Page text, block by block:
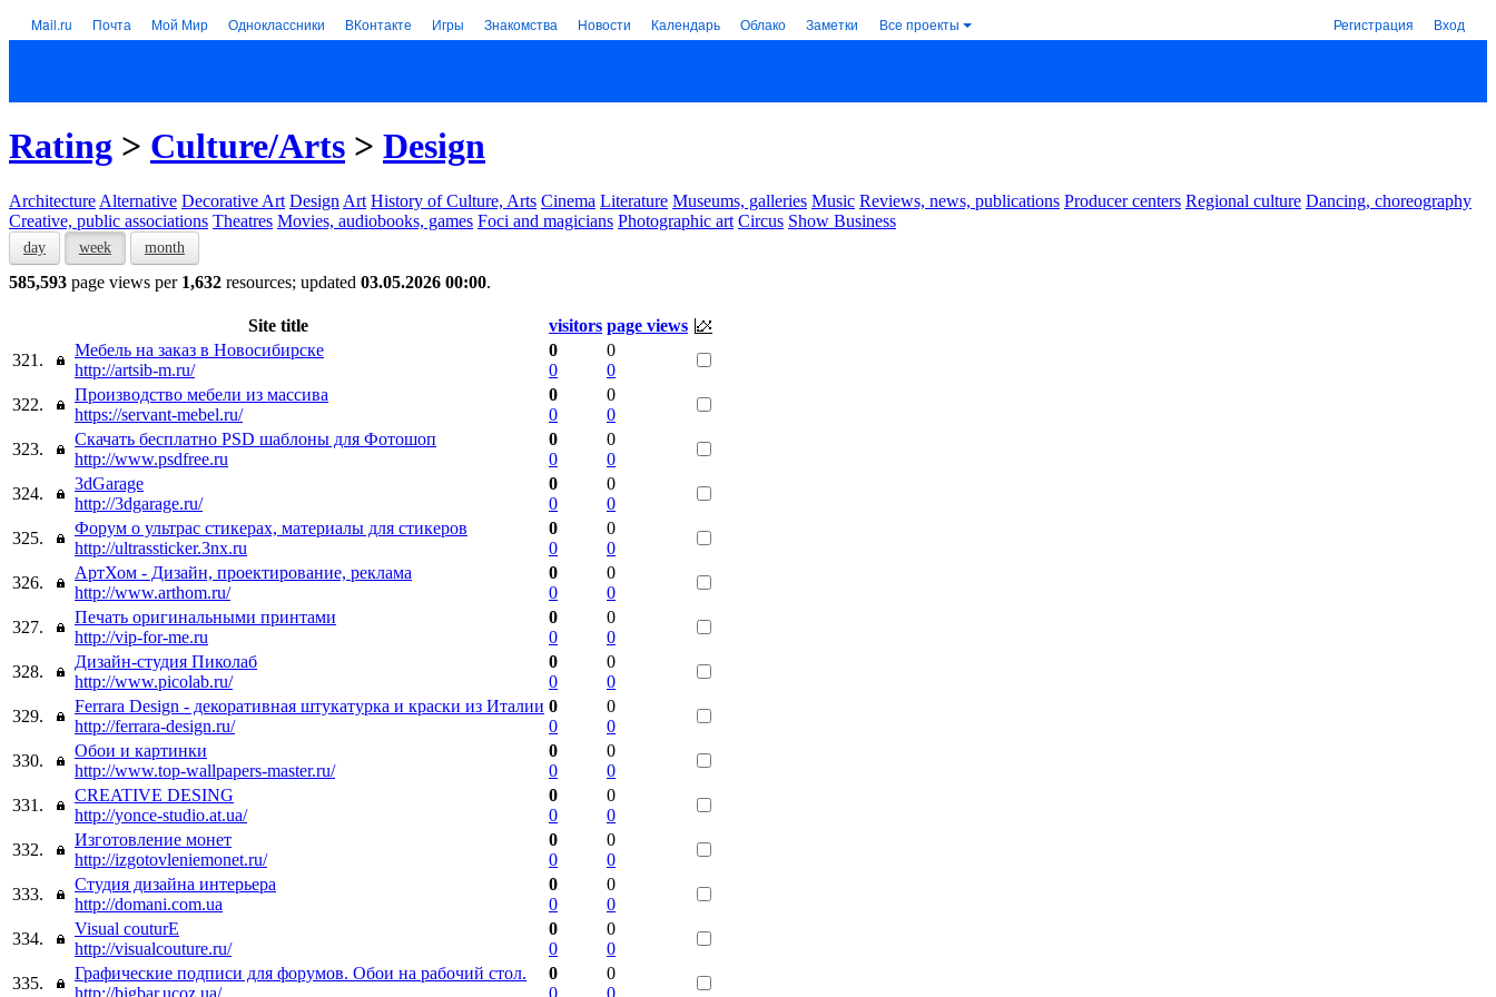
Mail.ru Почта Мой Мир Одноклассники ВКонтакте Игры Знакомства Новости Календарь Облако Заметки Все проекты Регистрация Вход
Rating > Culture/Arts > Design
Architecture Alternative Decorative Art Design Art History of Culture, Arts Cinema Literature Museums, galleries Music Reviews, news, publications Producer centers Regional culture Dancing, choreography
Creative, public associations Theatres Movies, audiobooks, games Foci and magicians Photographic art Circus Show Business
day week month
585,593 page views per 1,632 resources; updated 03.05.2026 00:00.
Site title visitors page views
321.
Мебель на заказ в Новосибирске
http://artsib-m.ru/
0
0
0
0
322.
Производство мебели из массива
https://servant-mebel.ru/
0
0
0
0
323.
Скачать бесплатно PSD шаблоны для Фотошоп
http://www.psdfree.ru
0
0
0
0
324.
3dGarage
http://3dgarage.ru/
0
0
0
0
325.
Форум о ультрас стикерах, материалы для стикеров
http://ultrassticker.3nx.ru
0
0
0
0
326.
АртХом - Дизайн, проектирование, реклама
http://www.arthom.ru/
0
0
0
0
327.
Печать оригинальными принтами
http://vip-for-me.ru
0
0
0
0
328.
Дизайн-студия Пиколаб
http://www.picolab.ru/
0
0
0
0
329.
Ferrara Design - декоративная штукатурка и краски из Италии
http://ferrara-design.ru/
0
0
0
0
330.
Обои и картинки
http://www.top-wallpapers-master.ru/
0
0
0
0
331.
CREATIVE DESING
http://yonce-studio.at.ua/
0
0
0
0
332.
Изготовление монет
http://izgotovleniemonet.ru/
0
0
0
0
333.
Студия дизайна интерьера
http://domani.com.ua
0
0
0
0
334.
Visual couturE
http://visualcouture.ru/
0
0
0
0
335.
Графические подписи для форумов. Обои на рабочий стол.
http://bigbar.ucoz.ua/
0
0
0
0